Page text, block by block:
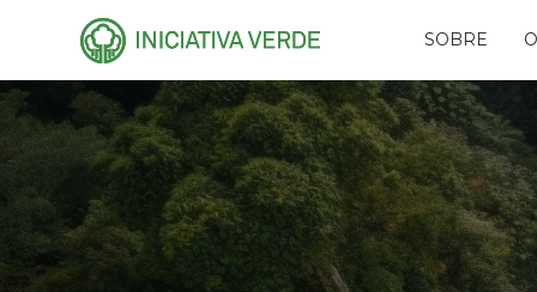
SOBRE
HISTÓRIA
EQUIPE
CONSELHOS
PARCEIROS
REDES